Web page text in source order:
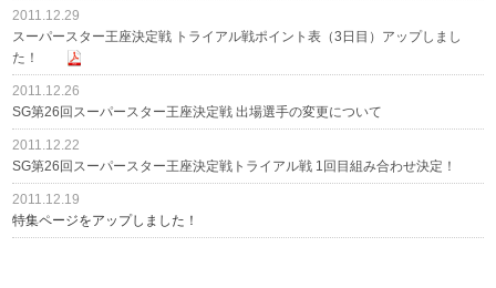
2011.12.29
スーパースター王座決定戦 トライアル戦ポイント表（3日目）アップしまし
た！
2011.12.26
SG第26回スーパースター王座決定戦 出場選手の変更について
2011.12.22
SG第26回スーパースター王座決定戦トライアル戦 1回目組み合わせ決定！
2011.12.19
特集ページをアップしました！